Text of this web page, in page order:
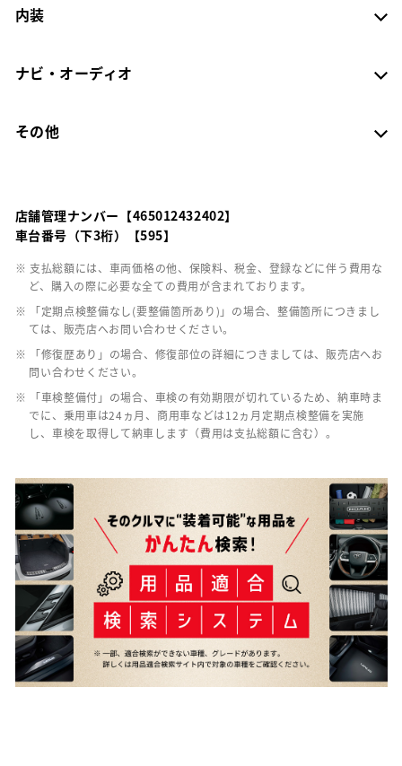
内装
ナビ・オーディオ
その他
店舗管理ナンバー【465012432402】
車台番号（下3桁）【595】
※ 支払総額には、車両価格の他、保険料、税金、登録などに伴う費用な
ど、購入の際に必要な全ての費用が含まれております。
※ 「定期点検整備なし(要整備箇所あり)」の場合、整備箇所につきまし
ては、販売店へお問い合わせください。
※ 「修復歴あり」の場合、修復部位の詳細につきましては、販売店へお
問い合わせください。
※ 「車検整備付」の場合、車検の有効期限が切れているため、納車時ま
でに、乗用車は24ヵ月、商用車などは12ヵ月定期点検整備を実施
し、車検を取得して納車します（費用は支払総額に含む）。